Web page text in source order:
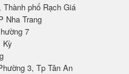
Thành phố Rạch Giá
Nha Trang
7
Kỳ
3, Tp Tân An